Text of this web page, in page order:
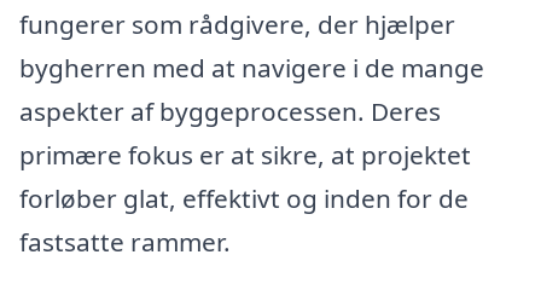
fungerer som rådgivere, der hjælper
bygherren med at navigere i de mange
aspekter af byggeprocessen. Deres
primære fokus er at sikre, at projektet
forløber glat, effektivt og inden for de
fastsatte rammer.